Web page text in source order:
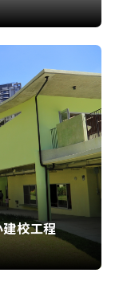
校工程